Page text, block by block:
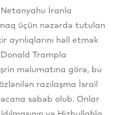
İranla
üçün nəzərdə tutulan
ayrılıqlarını həll etmək
Trampla
məlumatına görə, bu
razılaşma İsrail
səbəb olub. Onlar